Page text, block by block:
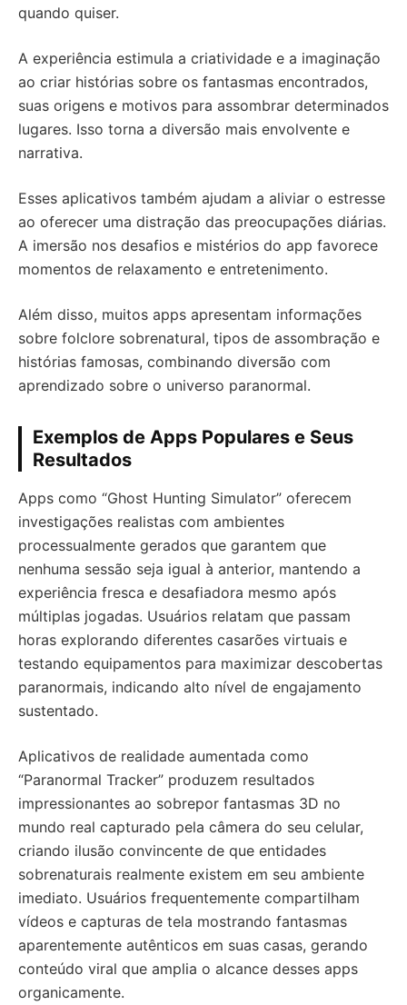
quando quiser.
A experiência estimula a criatividade e a imaginação
ao criar histórias sobre os fantasmas encontrados,
suas origens e motivos para assombrar determinados
lugares. Isso torna a diversão mais envolvente e
narrativa.
Esses aplicativos também ajudam a aliviar o estresse
ao oferecer uma distração das preocupações diárias.
A imersão nos desafios e mistérios do app favorece
momentos de relaxamento e entretenimento.
Além disso, muitos apps apresentam informações
sobre folclore sobrenatural, tipos de assombração e
histórias famosas, combinando diversão com
aprendizado sobre o universo paranormal.
Exemplos de Apps Populares e Seus
Resultados
Apps como “Ghost Hunting Simulator” oferecem
investigações realistas com ambientes
processualmente gerados que garantem que
nenhuma sessão seja igual à anterior, mantendo a
experiência fresca e desafiadora mesmo após
múltiplas jogadas. Usuários relatam que passam
horas explorando diferentes casarões virtuais e
testando equipamentos para maximizar descobertas
paranormais, indicando alto nível de engajamento
sustentado.
Aplicativos de realidade aumentada como
“Paranormal Tracker” produzem resultados
impressionantes ao sobrepor fantasmas 3D no
mundo real capturado pela câmera do seu celular,
criando ilusão convincente de que entidades
sobrenaturais realmente existem em seu ambiente
imediato. Usuários frequentemente compartilham
vídeos e capturas de tela mostrando fantasmas
aparentemente autênticos em suas casas, gerando
conteúdo viral que amplia o alcance desses apps
organicamente.